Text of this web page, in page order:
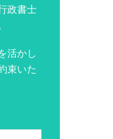
政書士
活かし
束いた